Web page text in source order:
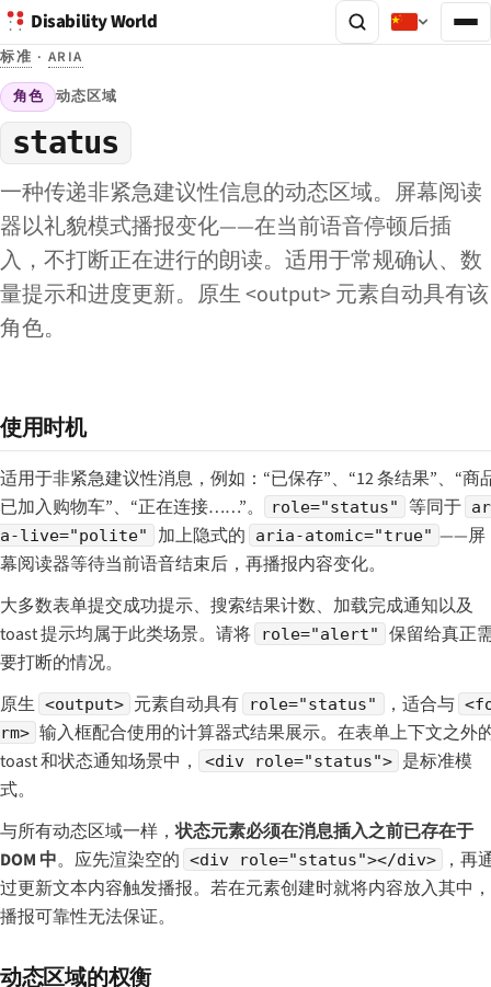
Disability World
标准 · ARIA
角色 动态区域
status
一种传递非紧急建议性信息的动态区域。屏幕阅读
器以礼貌模式播报变化——在当前语音停顿后插
入，不打断正在进行的朗读。适用于常规确认、数
量提示和进度更新。原生 <output> 元素自动具有该
角色。
使用时机
适用于非紧急建议性消息，例如：“已保存”、“12 条结果”、“商
已加入购物车”、“正在连接……”。
role="status" 等同于
a-live="polite"
加上隐式的 aria-atomic="true" ——屏
幕阅读器等待当前语音结束后，再播报内容变化。
大多数表单提交成功提示、搜索结果计数、加载完成通知以及
toast 提示均属于此类场景。请将
role="alert"
保留给真正
要打断的情况。
原生 <output> 元素自动具有 role="status" ，适合与
rm> 输入框配合使用的计算器式结果展示。在表单上下文之外
toast 和状态通知场景中，
<div role="status"> 是标准模
式。
与所有动态区域一样，状态元素必须在消息插入之前已存在于
DOM 中。应先渲染空的 <div role="status"></div>
，再
过更新文本内容触发播报。若在元素创建时就将内容放入其中，
播报可靠性无法保证。
动态区域的权衡